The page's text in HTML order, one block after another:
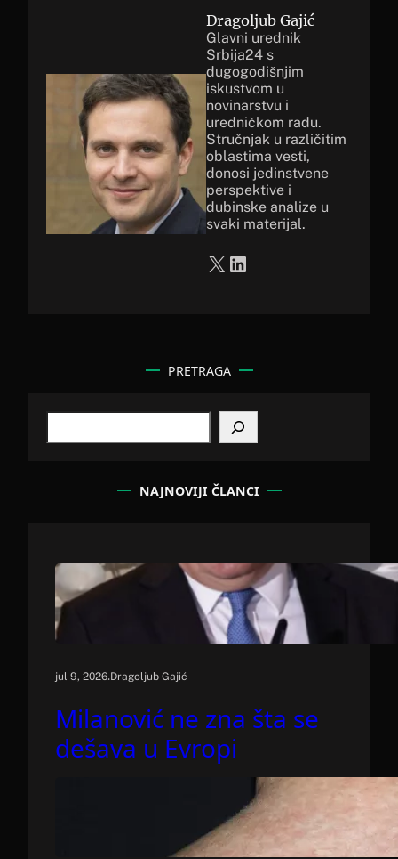
Dragoljub Gajić
Glavni urednik
Srbija24 s
dugogodišnjim
iskustvom u
novinarstvu i
uredničkom radu.
Stručnjak u različitim
oblastima vesti,
donosi jedinstvene
perspektive i
dubinske analize u
svaki materijal.
X LinkedIn
PRETRAGA
NAJNOVIJI ČLANCI
jul 9, 2026.Dragoljub Gajić
Milanović ne zna šta se
dešava u Evropi